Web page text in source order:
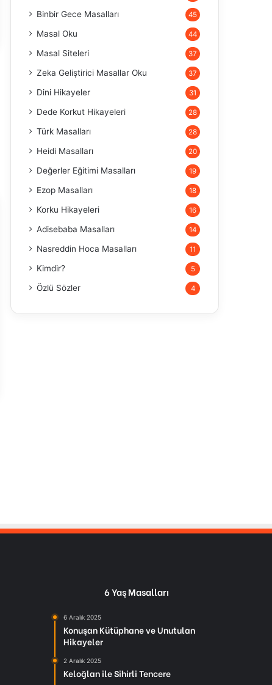
Binbir Gece Masalları 45
Masal Oku 44
Masal Siteleri 37
Zeka Geliştirici Masallar Oku 37
Dini Hikayeler 31
Dede Korkut Hikayeleri 28
Türk Masalları 28
Heidi Masalları 20
Değerler Eğitimi Masalları 19
Ezop Masalları 18
Korku Hikayeleri 16
Adisebaba Masalları 14
Nasreddin Hoca Masalları 11
Kimdir? 5
Özlü Sözler 4
6 Yaş Masalları
6 Aralık 2025
Konuşan Kütüphane ve Unutulan
Hikayeler
2 Aralık 2025
Keloğlan ile Sihirli Tencere